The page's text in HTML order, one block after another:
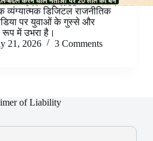
व्यंग्यात्मक डिजिटल राजनीतिक
पर युवाओं के गुस्से और
रूप में उभरा है।
21, 2026 3 Comments
of Liability